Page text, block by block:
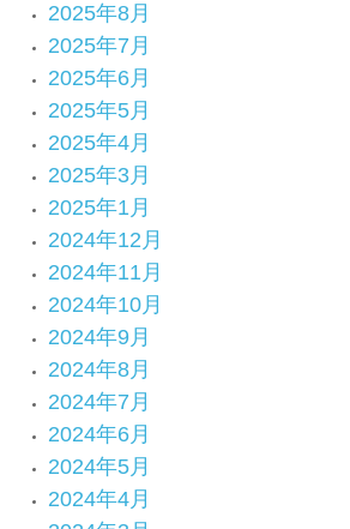
2025年8月
2025年7月
2025年6月
2025年5月
2025年4月
2025年3月
2025年1月
2024年12月
2024年11月
2024年10月
2024年9月
2024年8月
2024年7月
2024年6月
2024年5月
2024年4月